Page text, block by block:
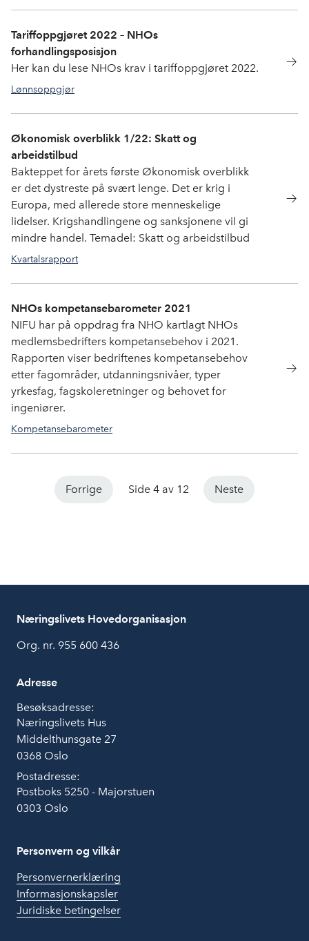
Tariffoppgjøret 2022 – NHOs
forhandlingsposisjon
Her kan du lese NHOs krav i tariffoppgjøret 2022.
Lønnsoppgjør
Økonomisk overblikk 1/22: Skatt og
arbeidstilbud
Bakteppet for årets første Økonomisk overblikk
er det dystreste på svært lenge. Det er krig i
Europa, med allerede store menneskelige
lidelser. Krigshandlingene og sanksjonene vil gi
mindre handel. Temadel: Skatt og arbeidstilbud
Kvartalsrapport
NHOs kompetansebarometer 2021
NIFU har på oppdrag fra NHO kartlagt NHOs
medlemsbedrifters kompetansebehov i 2021.
Rapporten viser bedriftenes kompetansebehov
etter fagområder, utdanningsnivåer, typer
yrkesfag, fagskoleretninger og behovet for
ingeniører.
Kompetansebarometer
Forrige Side 4 av 12 Neste
Næringslivets Hovedorganisasjon
Org. nr. 955 600 436
Adresse
Besøksadresse:
Næringslivets Hus
Middelthunsgate 27
0368 Oslo
Postadresse:
Postboks 5250 - Majorstuen
0303 Oslo
Personvern og vilkår
Personvernerklæring
Informasjonskapsler
Juridiske betingelser